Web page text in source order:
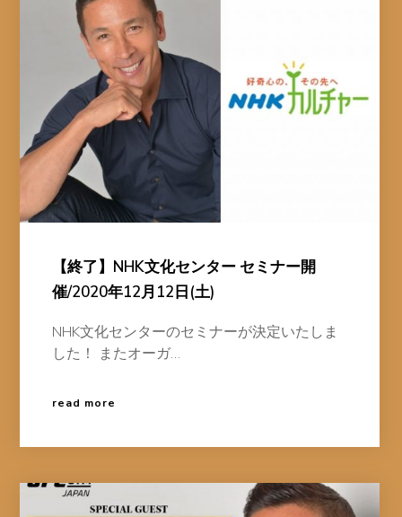
【終了】NHK文化センター セミナー開
催/2020年12月12日(土)
NHK文化センターのセミナーが決定いたしま
した！ またオーガ…
read more